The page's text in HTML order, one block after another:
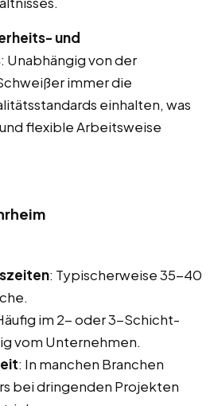
und
: Unabhängig von der
immer die
einhalten, was
flexible Arbeitsweise
: Typischerweise 35-40
im 2- oder 3-Schicht-
vom Unternehmen.
: In manchen Branchen
bei dringenden Projekten